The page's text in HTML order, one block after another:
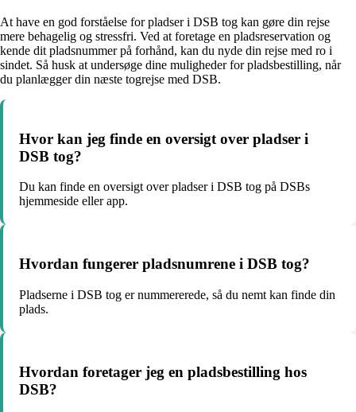
At have en god forståelse for pladser i DSB tog kan gøre din rejse
mere behagelig og stressfri. Ved at foretage en pladsreservation og
kende dit pladsnummer på forhånd, kan du nyde din rejse med ro i
sindet. Så husk at undersøge dine muligheder for pladsbestilling, når
du planlægger din næste togrejse med DSB.
Hvor kan jeg finde en oversigt over pladser i
DSB tog?
Du kan finde en oversigt over pladser i DSB tog på DSBs
hjemmeside eller app.
Hvordan fungerer pladsnumrene i DSB tog?
Pladserne i DSB tog er nummererede, så du nemt kan finde din
plads.
Hvordan foretager jeg en pladsbestilling hos
DSB?